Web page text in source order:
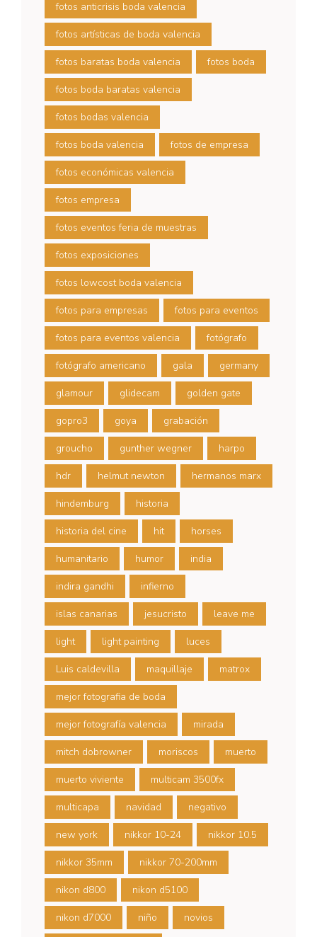
fotos anticrisis boda valencia
fotos artísticas de boda valencia
fotos baratas boda valencia fotos boda
fotos boda baratas valencia
fotos bodas valencia
fotos boda valencia fotos de empresa
fotos económicas valencia
fotos empresa
fotos eventos feria de muestras
fotos exposiciones
fotos lowcost boda valencia
fotos para empresas fotos para eventos
fotos para eventos valencia fotógrafo
fotógrafo americano gala germany
glamour glidecam golden gate
gopro3 goya grabación
groucho gunther wegner harpo
hdr helmut newton hermanos marx
hindemburg historia
historia del cine hit horses
humanitario humor india
indira gandhi infierno
islas canarias jesucristo leave me
light light painting luces
Luis caldevilla maquillaje matrox
mejor fotografia de boda
mejor fotografía valencia mirada
mitch dobrowner moriscos muerto
muerto viviente multicam 3500fx
multicapa navidad negativo
new york nikkor 10-24 nikkor 10.5
nikkor 35mm nikkor 70-200mm
nikon d800 nikon d5100
nikon d7000 niño novios